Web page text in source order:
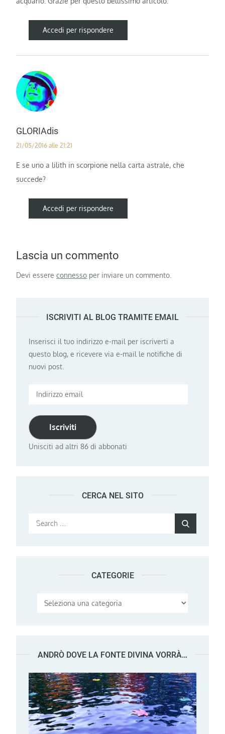
Accedi per rispondere
GLORIAdis
21/05/2016 alle 21:21
E se uno a lilith in scorpione nella carta astrale, che
succede?
Accedi per rispondere
Lascia un commento
Devi essereconnesso per inviare un commento.
ISCRIVITI AL BLOG TRAMITE EMAIL
Inserisci il tuo indirizzo e-mail per iscriverti a
questo blog, e ricevere via e-mail le notifiche di
nuovi post.
Indirizzo
Iscriviti
Unisciti ad altri 86 di abbonati
CERCA NEL SITO
Search
CATEGORIE
Categorie
ANDRÒ DOVE LA FONTE DIVINA VORRÀ…